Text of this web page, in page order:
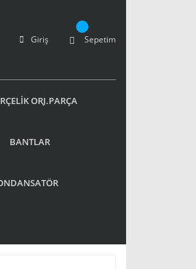
Giriş Sepetim
ORJ.PARÇA
BANTLAR